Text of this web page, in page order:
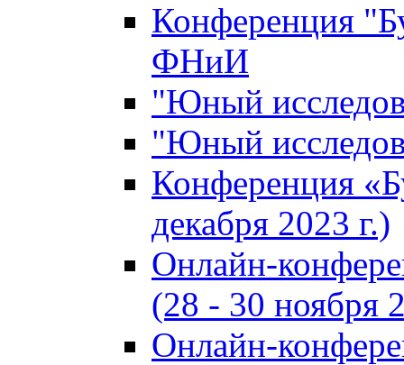
Конференция
ФНиИ
"Юный
"Юный
Конференция
декабря 2023 г.)
Онлайн-
(28 - 30 ноября
Онлайн-